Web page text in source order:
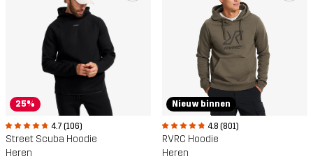
25%
4.7 (106)
Street Scuba Hoodie
Heren
Nieuw binnen
4.8 (801)
RVRC Hoodie
Heren